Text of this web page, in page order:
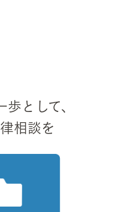
として、
相談を